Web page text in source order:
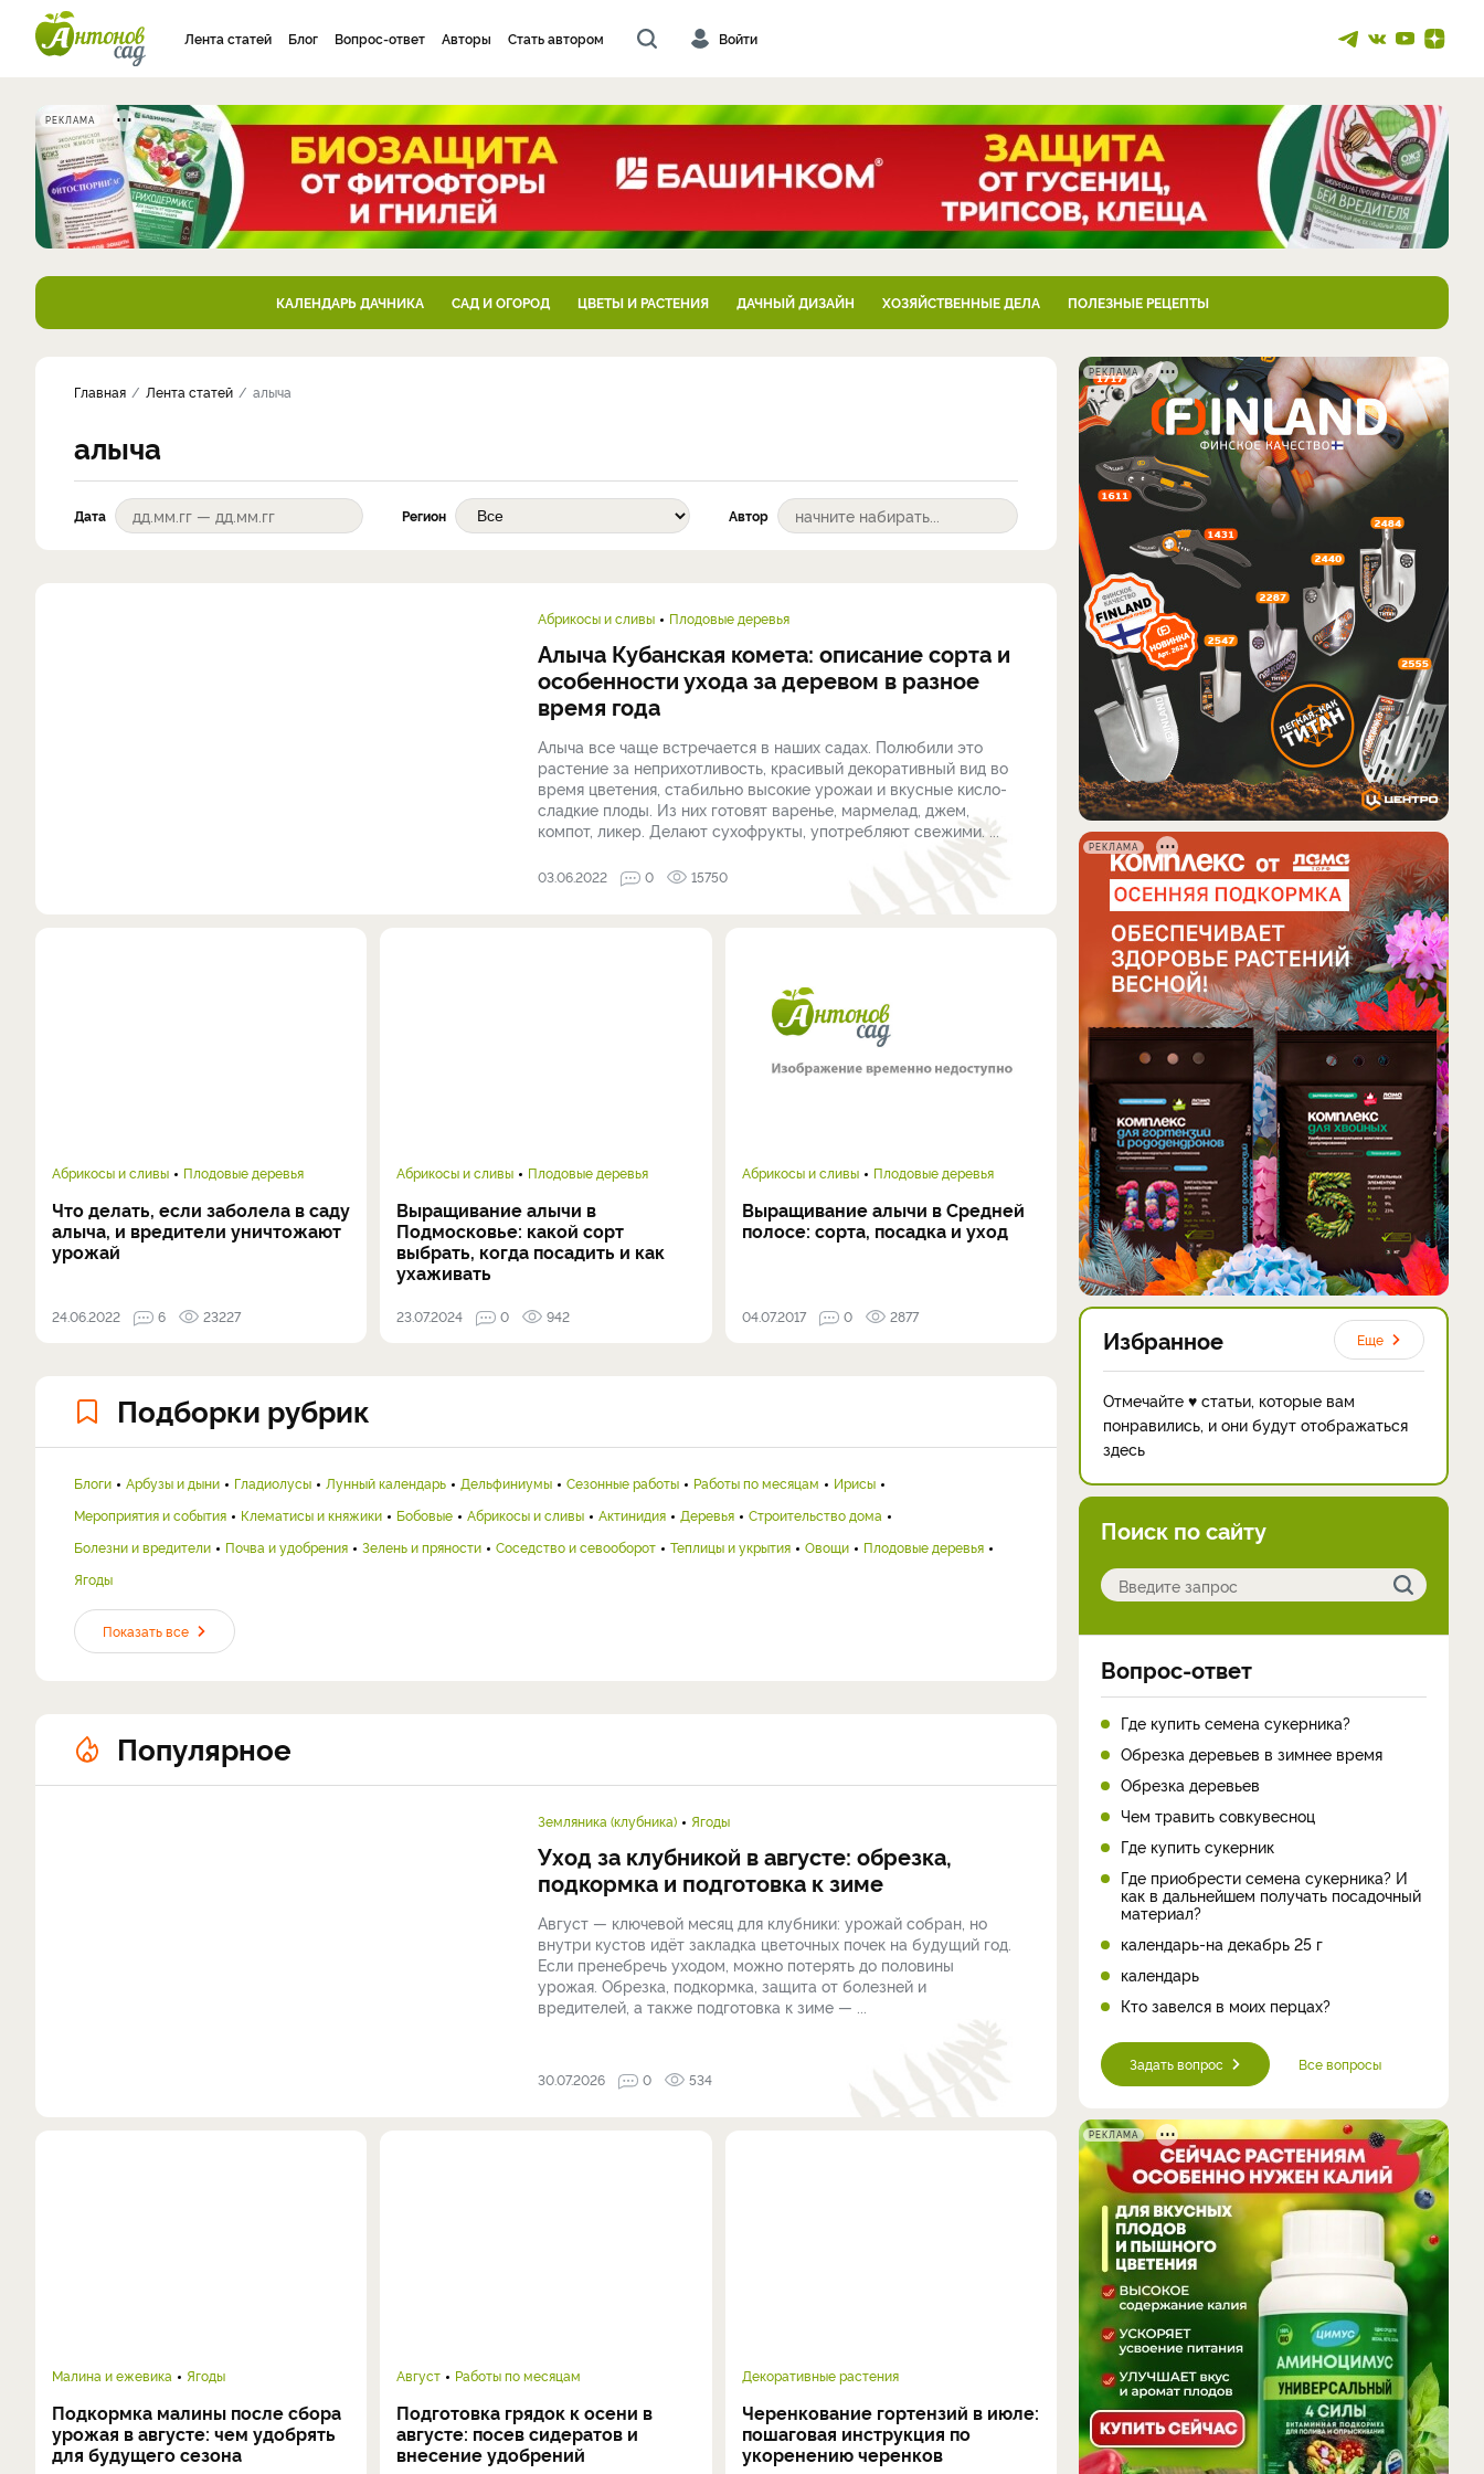
Лента статей Блог Вопрос-ответ Авторы Стать автором Войти
РЕКЛАМА
КАЛЕНДАРЬ ДАЧНИКА САД И ОГОРОД ЦВЕТЫ И РАСТЕНИЯ ДАЧНЫЙ ДИЗАЙН ХОЗЯЙСТВЕННЫЕ ДЕЛА ПОЛЕЗНЫЕ РЕЦЕПТЫ
Главная Лента статей алыча
алыча
Дата Регион Автор
Абрикосы и сливы Плодовые деревья
Алыча Кубанская комета: описание сорта и
особенности ухода за деревом в разное
время года
Алыча все чаще встречается в наших садах. Полюбили это
растение за неприхотливость, красивый декоративный вид во
время цветения, стабильно высокие урожаи и вкусные кисло-
сладкие плоды. Из них готовят варенье, мармелад, джем,
компот, ликер. Делают сухофрукты, употребляют свежими. ...
03.06.2022 0 15750
Абрикосы и сливы Плодовые деревья
Что делать, если заболела в саду
алыча, и вредители уничтожают
урожай
24.06.2022 6 23227
Абрикосы и сливы Плодовые деревья
Выращивание алычи в
Подмосковье: какой сорт
выбрать, когда посадить и как
ухаживать
23.07.2024 0 942
Абрикосы и сливы Плодовые деревья
Выращивание алычи в Средней
полосе: сорта, посадка и уход
04.07.2017 0 2877
Подборки рубрик
Блоги Арбузы и дыни Гладиолусы Лунный календарь Дельфиниумы Сезонные работы Работы по месяцам
Ирисы
Мероприятия и события
Клематисы и княжики Бобовые Абрикосы и сливы Актинидия Деревья
Строительство дома
Болезни и вредители
Почва и удобрения Зелень и пряности Соседство и севооборот Теплицы и укрытия Овощи
Плодовые деревья
Ягоды
Показать все
Популярное
Земляника (клубника) Ягоды
Уход за клубникой в августе: обрезка,
подкормка и подготовка к зиме
Август — ключевой месяц для клубники: урожай собран, но
внутри кустов идёт закладка цветочных почек на будущий год.
Если пренебречь уходом, можно потерять до половины
урожая. Обрезка, подкормка, защита от болезней и
вредителей, а также подготовка к зиме — ...
30.07.2026 0 534
Малина и ежевика Ягоды
Подкормка малины после сбора
урожая в августе: чем удобрять
для будущего сезона
Август Работы по месяцам
Подготовка грядок к осени в
августе: посев сидератов и
внесение удобрений
Декоративные растения
Черенкование гортензий в июле:
пошаговая инструкция по
укоренению черенков
РЕКЛАМА
РЕКЛАМА
Избранное Еще
Отмечайте ♥ статьи, которые вам
понравились, и они будут отображаться
здесь
Поиск по сайту
Вопрос-ответ
Где купить семена сукерника?
Обрезка деревьев в зимнее время
Обрезка деревьев
Чем травить совкувесноц
Где купить сукерник
Где приобрести семена сукерника? И
как в дальнейшем получать посадочный
материал?
календарь-на декабрь 25 г
календарь
Кто завелся в моих перцах?
Задать вопрос Все вопросы
РЕКЛАМА